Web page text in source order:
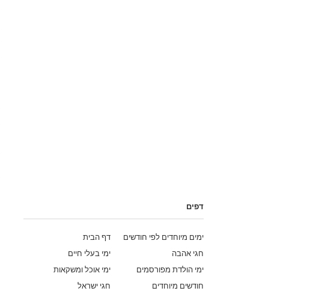
דפים
דף הבית
ימים מיוחדים לפי חודשים
ימי בעלי חיים
חגי אהבה
ימי אוכל ומשקאות
ימי הולדת מפורסמים
חגי ישראל
חודשים מיוחדים